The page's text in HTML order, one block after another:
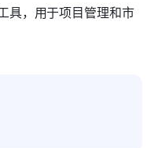
具，用于项目管理和市